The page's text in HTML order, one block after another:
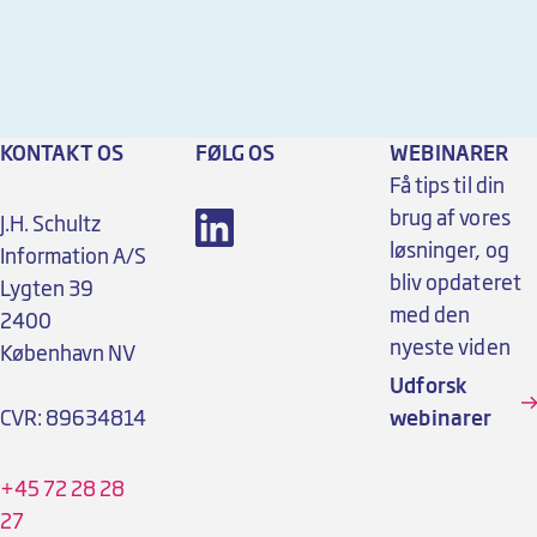
KONTAKT OS
J.H. Schultz
Information A/S
Lygten 39
2400
København NV
CVR: 89634814
+45 72 28 28
27
FØLG OS
WEBINARER
Få tips til din
brug af vores
løsninger, og
bliv opdateret
med den
nyeste viden
Udforsk
webinarer